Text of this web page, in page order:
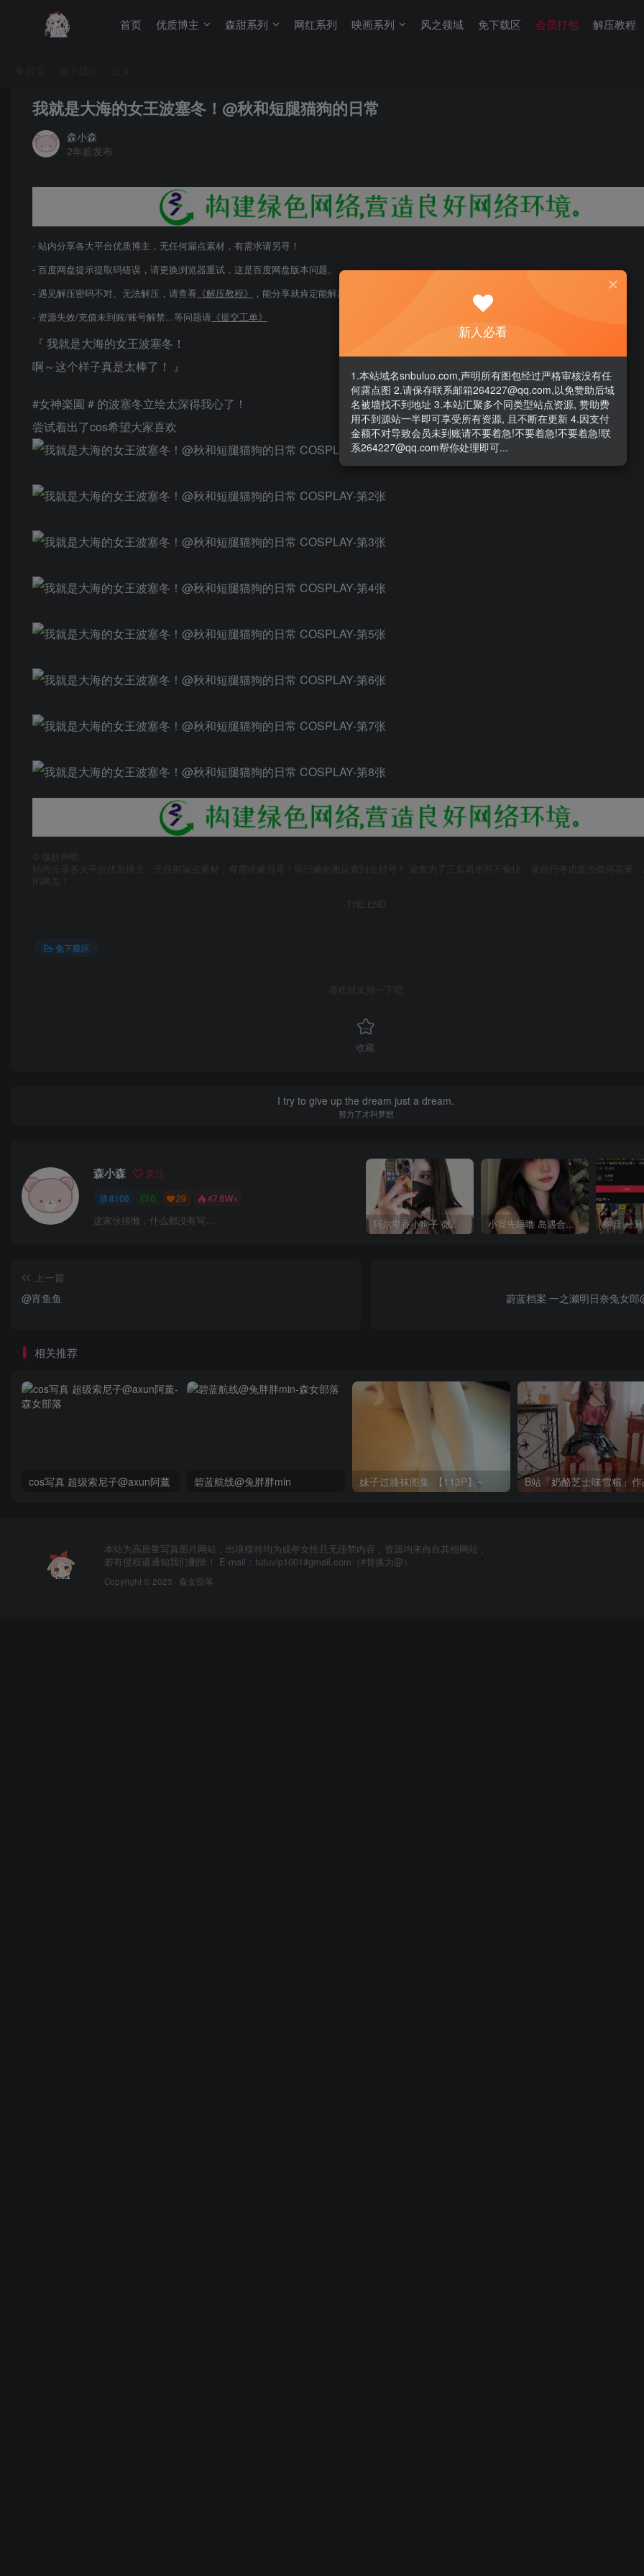
首页 优质博主 森甜系列 网红系列 映画系列 风之领域 免下载区 会员打包 解压教程
我就是大海的女王波塞冬！@秋和短腿猫狗的日常
森小森
2年前发布
- 站内分享各大平台优质博主，无任何漏点素材，有需求请另寻！
- 百度网盘提示提取码错误，请更换浏览器重试，这是百度网盘版本问题。
- 遇见解压密码不对、无法解压，请查看 《解压教程》
，能分享就肯定能解压！
- 资源失效/充值未到账/账号解禁...等问题请 《提交工单》
『 我就是大海的女王波塞冬！
啊～这个样子真是太棒了！ 』
#女神楽園 # 的波塞冬立绘太深得我心了！
尝试着出了cos希望大家喜欢
版权声明
站内分享各大平台优质博主，无任何漏点素材，有需求请另寻！同行请勿搬运查到会封号！ 避免为了三瓜两枣而不愉快，请自行考虑是否值得花米，
闭网页！
THE END
免下载区
喜欢就支持一下吧
收藏
I try to give up the dream just a dream.
努力了才叫梦想
森小森 关注
8106 0 29 47.6W+
这家伙很懒，什么都没有写... 阿尔卑香小狗子 微密圈合集[40套][持续更新2023.12.14] 小宣先睡噜 岛遇合集[持续更新2025.08.27]
上一篇
@宵鱼鱼
蔚蓝档案 一之濑明日奈兔女郎
相关推荐
cos写真 超级索尼子@axun阿薰 碧蓝航线@兔胖胖min 妹子过膝袜图集-【113P】~
本站为高质量写真图片网站，出境模特均为成年女性且无违禁内容，资源均来自自其他网站，
若有侵权请通知我们删除！ E-mail：tutuvip1001#gmail.com（#替换为@）
Copyright © 2023 · 森女部落
新人必看
1.本站域名snbuluo.com,声明所有图包经过严格审核没有任
何露点图 2.请保存联系邮箱264227@qq.com,以免赞助后域
名被墙找不到地址 3.本站汇聚多个同类型站点资源, 赞助费
用不到源站一半即可享受所有资源, 且不断在更新 4.因支付
金额不对导致会员未到账请不要着急!不要着急!不要着急!联
系264227@qq.com帮你处理即可...